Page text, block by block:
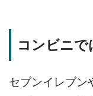
コンビニ
セブンイレブン